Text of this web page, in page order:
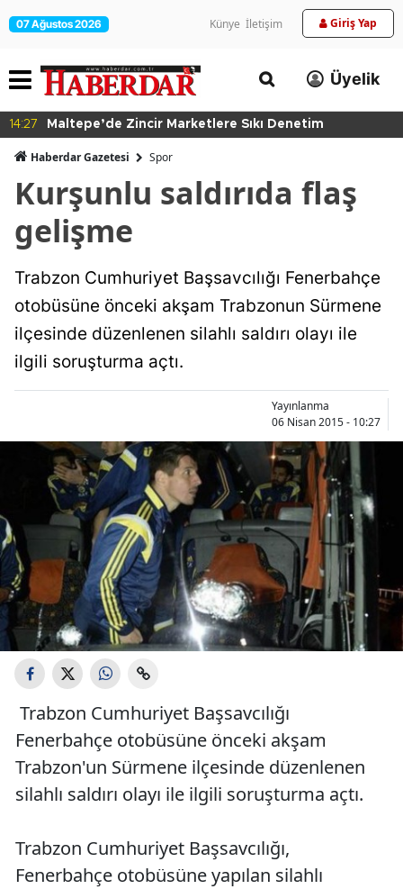
07 Ağustos 2026 Künye İletişim Giriş Yap
Üyelik
14:27 Maltepe’de Zincir Marketlere Sıkı Denetim
Haberdar Gazetesi Spor
Kurşunlu saldırıda flaş
gelişme
Trabzon Cumhuriyet Başsavcılığı Fenerbahçe
otobüsüne önceki akşam Trabzonun Sürmene
ilçesinde düzenlenen silahlı saldırı olayı ile
ilgili soruşturma açtı.
Yayınlanma
06 Nisan 2015 - 10:27
Trabzon Cumhuriyet Başsavcılığı
Fenerbahçe otobüsüne önceki akşam
Trabzon'un Sürmene ilçesinde düzenlenen
silahlı saldırı olayı ile ilgili soruşturma açtı.
Trabzon Cumhuriyet Başsavcılığı,
Fenerbahçe otobüsüne yapılan silahlı